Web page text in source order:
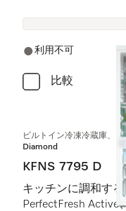
利用不可
比較
ビルトイン冷凍冷蔵庫、ニ
Diamond
KFNS 7795 D
キッチンに調和す
PerfectFresh Active